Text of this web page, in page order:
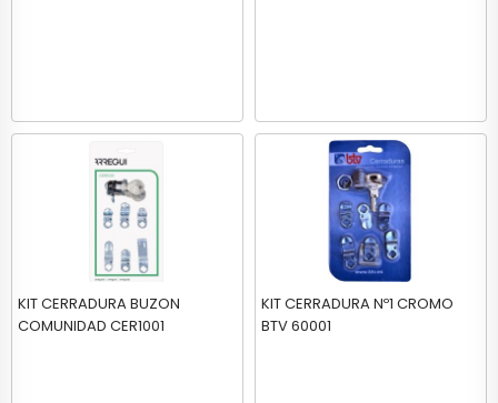
KIT CERRADURA BUZON
COMUNIDAD CER1001
KIT CERRADURA Nº1 CROMO
BTV 60001